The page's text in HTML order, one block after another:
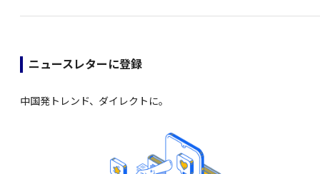
ニュースレターに登録
中国発トレンド、ダイレクトに。